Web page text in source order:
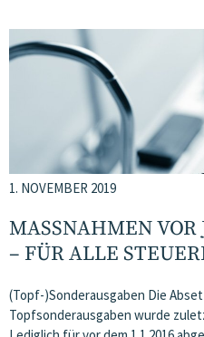
1. NOVEMBER 2019
MASSNAHMEN VOR
FÜR ALLE
(Topf-)Sonderausgaben Die
Topfsonderausgaben wurde